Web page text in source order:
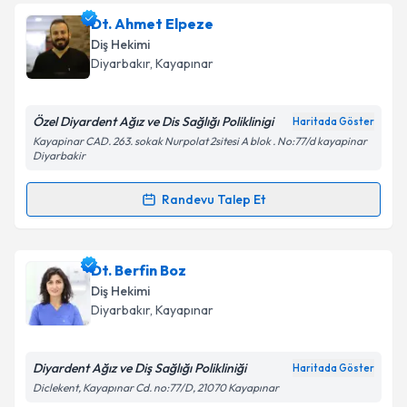
Uzm. Dr. Mehmet Bozyel
oluşturun. Size bu uzmandan randevu almanız için bir
takvim hazırlandığında e-posta ile bilgilendireceğiz.
Kişisel verilerimin işlenmesine ilişkinAydınlatma
'ni okudum ve kişisel verilerimin belirtilen
kapsamda işlenmesini kabul ediyorum.
Takvim Talebini Gönder
Dt. Ahmet Elpeze
Diş Hekimi
Diyarbakır, Kayapınar
Özel Diyardent Ağız ve Dis Sağlığı Poliklinigi Haritada Göster
Kayapinar CAD. 263. sokak Nurpolat 2sitesi A blok . No:77/d kayapinar
Diyarbakir
Randevu Talep Et
Randevu Takvimi Talebi
Dt. Ahmet Elpezeiçin randevu takvimi talebi
oluşturun. Size bu uzmandan randevu almanız için bir
takvim hazırlandığında e-posta ile bilgilendireceğiz.
Dt. Berfin Boz
Diş Hekimi
Diyarbakır, Kayapınar
Diyardent Ağız ve Diş Sağlığı Polikliniği Haritada Göster
Diclekent, Kayapınar Cd. no:77/D, 21070 Kayapınar